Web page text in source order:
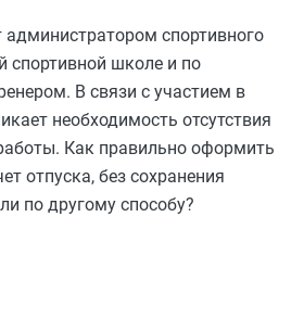
администратором спортивного
спортивной школе и по
В связи с участием в
необходимость отсутствия
Как правильно оформить
отпуска, без сохранения
по другому способу?